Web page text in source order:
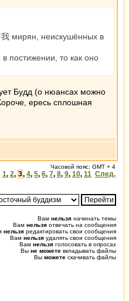
我 мирян, неискушённых в
постижении, то как оно
Будд (о нюансах можно
ересь сплошная
Часовой пояс: GMT + 4
1, 2, 3, 4, 5, 6, 7, 8, 9, 10, 11 След.
Вам нельзя начинать темы
Вам нельзя отвечать на сообщения
нельзя редактировать свои сообщения
Вам нельзя удалять свои сообщения
Вам нельзя голосовать в опросах
Вы не можете вкладывать файлы
Вы можете скачивать файлы